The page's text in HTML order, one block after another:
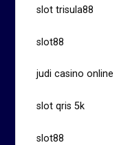
slot trisula88
slot88
judi casino online
slot qris 5k
slot88